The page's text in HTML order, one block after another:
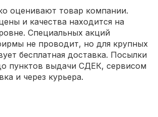
оценивают товар компании.
и качества находится на
Специальных акций
не проводит, но для крупных
бесплатная доставка. Посылки
пунктов выдачи СДЕК, сервисом
и через курьера.